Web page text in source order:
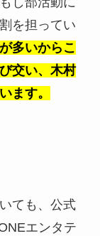
を担ってい
多いからこ
交い、木村
ます。
ても、公式
エンタテ